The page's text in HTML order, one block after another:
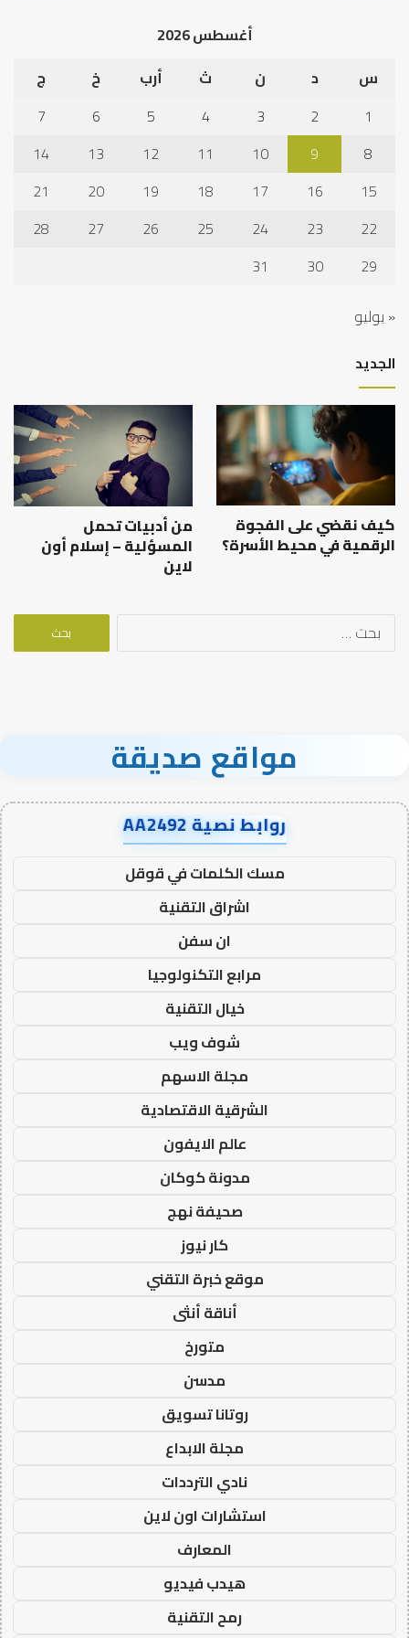
أغسطس 2026
س
د ن ث أرب خ
ج
1
2
3
4
5
6
7
8
9
10
11
12
13
14
15
16
17
18
19
20
21
22
23
24
25
26
27
28
29
30
31
« يوليو
الجديد
كيف نقضي على الفجوة
الرقمية في محيط الأسرة؟
من أدبيات تحمل
المسؤلية – إسلام أون
لاين
البحث
مواقع صديقة
روابط نصية AA2492
مسك الكلمات في قوقل
اشراق التقنية
ان سفن
مرابع التكنولوجيا
خيال التقنية
شوف ويب
مجلة الاسهم
الشرقية الاقتصادية
عالم الايفون
مدونة كوكان
صحيفة نهج
كار نيوز
موقع خبرة التقني
أناقة أنثى
متورخ
مدسن
روتانا تسويق
مجلة الابداع
نادي الترددات
استشارات اون لاين
المعارف
هيدب فيديو
رمح التقنية